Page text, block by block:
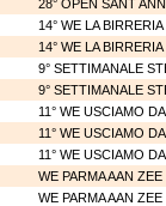
28° OPEN SANT
14° WE LA
14° WE LA
9° SETTIMANALE
9° SETTIMANALE
11° WE USCIAMO
11° WE USCIAMO
11° WE USCIAMO
WE PARMA AAN
WE PARMA AAN